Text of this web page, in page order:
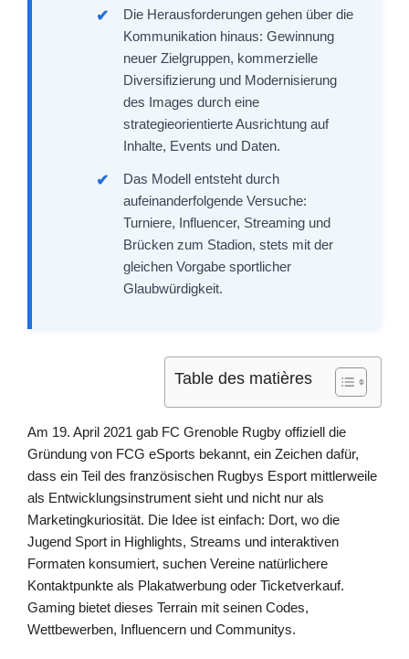
Die Herausforderungen gehen über die
Kommunikation hinaus: Gewinnung
neuer Zielgruppen, kommerzielle
Diversifizierung und Modernisierung
des Images durch eine
strategieorientierte Ausrichtung auf
Inhalte, Events und Daten.
Das Modell entsteht durch
aufeinanderfolgende Versuche:
Turniere, Influencer, Streaming und
Brücken zum Stadion, stets mit der
gleichen Vorgabe sportlicher
Glaubwürdigkeit.
Table des matières
Am 19. April 2021 gab FC Grenoble Rugby offiziell die
Gründung von FCG eSports bekannt, ein Zeichen dafür,
dass ein Teil des französischen Rugbys Esport mittlerweile
als Entwicklungsinstrument sieht und nicht nur als
Marketingkuriosität. Die Idee ist einfach: Dort, wo die
Jugend Sport in Highlights, Streams und interaktiven
Formaten konsumiert, suchen Vereine natürlichere
Kontaktpunkte als Plakatwerbung oder Ticketverkauf.
Gaming bietet dieses Terrain mit seinen Codes,
Wettbewerben, Influencern und Communitys.